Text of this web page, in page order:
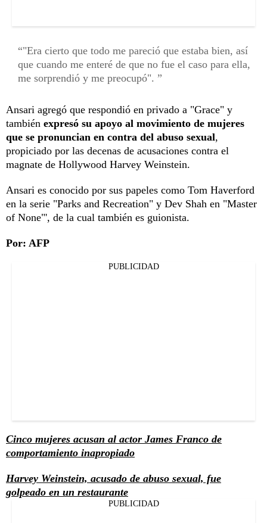
"Era cierto que todo me pareció que estaba bien, así
que cuando me enteré de que no fue el caso para ella,
me sorprendió y me preocupó".
Ansari agregó que respondió en privado a "Grace" y
también expresó su apoyo al movimiento de mujeres
que se pronuncian en contra del abuso sexual,
propiciado por las decenas de acusaciones contra el
magnate de Hollywood Harvey Weinstein.
Ansari es conocido por sus papeles como Tom Haverford
en la serie "Parks and Recreation" y Dev Shah en "Master
of None"', de la cual también es guionista.
Por: AFP
PUBLICIDAD
Cinco mujeres acusan al actor James Franco de
comportamiento inapropiado
Harvey Weinstein, acusado de abuso sexual, fue
golpeado en un restaurante
PUBLICIDAD